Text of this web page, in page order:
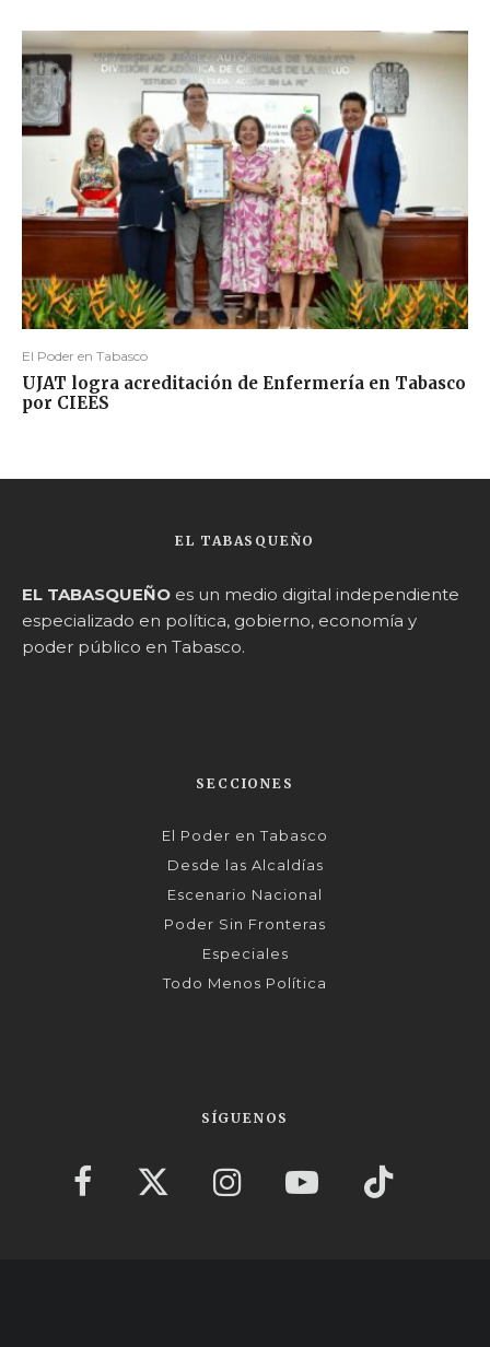
El Poder en Tabasco
UJAT logra acreditación de Enfermería en Tabasco
por CIEES
EL TABASQUEÑO
EL TABASQUEÑO es un medio digital independiente
especializado en política, gobierno, economía y
poder público en Tabasco.
SECCIONES
El Poder en Tabasco
Desde las Alcaldías
Escenario Nacional
Poder Sin Fronteras
Especiales
Todo Menos Política
SÍGUENOS